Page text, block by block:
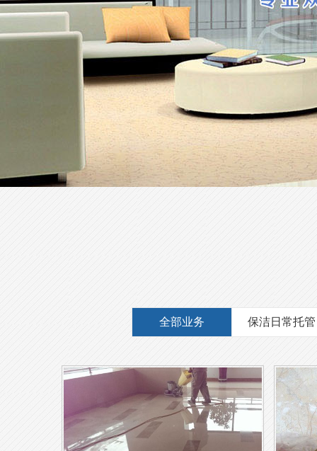
全部业务 保洁日常托管